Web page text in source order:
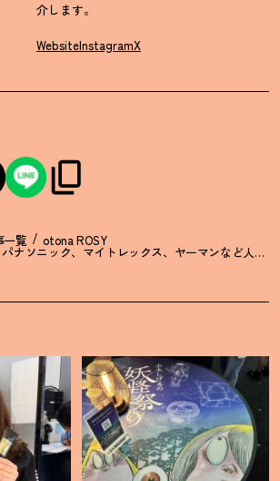
介します。
WebsiteInstagramX
一覧 otona ROSY
パナソニック、マイトレックス、ヤーマンなど人気